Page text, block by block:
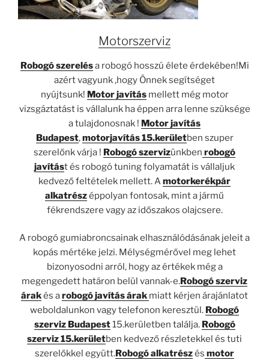
Motorszerviz
Robogó szerelésa robogó hosszú élete érdekében!Mi
azért vagyunk ,hogy Önnek segítséget
nyújtsunk! Motor javításmellett még motor
vizsgáztatást is vállalunk ha éppen arra lenne szüksége
a tulajdonosnak ! Motor javítás
Budapest,motorjavítás 15.kerületben szuper
szerelőnk várja ! Robogó szervizünkben robogó
javítást és robogó tuning folyamatát is vállaljuk
kedvező feltételek mellett. Amotorkerékpár
alkatrészéppolyan fontosak, mint a jármű
fékrendszere vagy az időszakos olajcsere.
A robogó gumiabroncsainak elhasználódásának jeleit a
kopás mértéke jelzi. Mélységmérővel meg lehet
bizonyosodni arról, hogy az értékek még a
megengedett határon belül vannak-e.Robogó szerviz
árakés arobogó javítás árak miatt kérjen árajánlatot
weboldalunkon vagy telefonon keresztül. Robogó
szerviz Budapest15.kerületben találja. Robogó
szerviz 15.kerületben kedvező részletekkel és tuti
szerelőkkel együtt.Robogó alkatrészés motor